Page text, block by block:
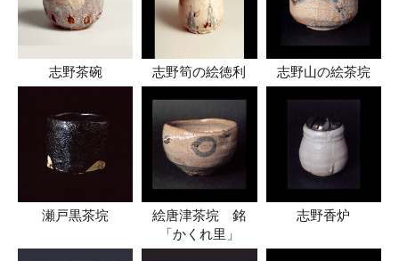
志野茶碗 志野筍の絵徳利 志野山の絵茶垸
瀬戸黒茶垸
絵唐津茶垸 銘
「かくれ里」
志野香炉